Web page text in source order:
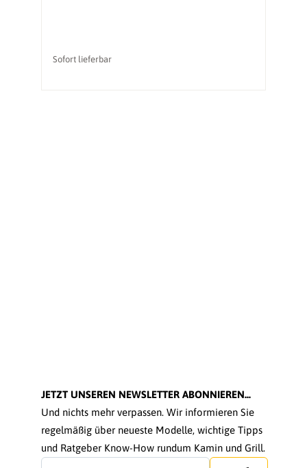
Sofort lieferbar
JETZT UNSEREN NEWSLETTER ABONNIEREN...
Und nichts mehr verpassen. Wir informieren Sie
regelmäßig über neueste Modelle, wichtige Tipps
und Ratgeber Know-How rundum Kamin und Grill.